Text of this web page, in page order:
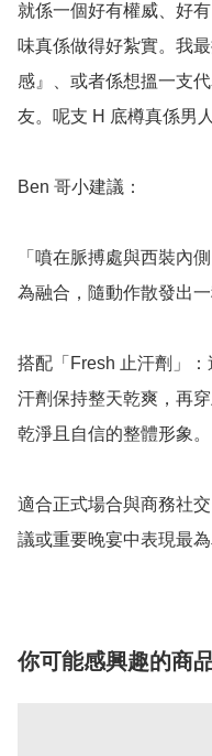
就係一個好有權威、好
味真係做得好紮實。我
感』、或者係想搵一支
友。呢支 H 底樽真係男
Ben 哥小建議：
「噴在脈搏處與西裝內
為融合，隨動作散發出
搭配「Fresh 止汗劑」
汗劑保持整天乾爽，再
乾淨且自信的整體形象。
適合正式場合與商務社
議或重要晚宴中表現最為
你可能感興趣的商